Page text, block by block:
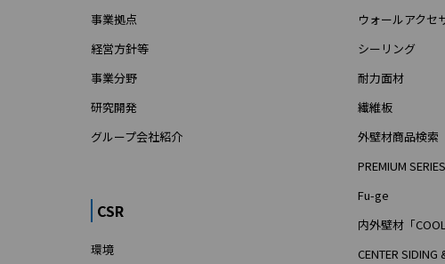
事業拠点
経営方針等
事業分野
研究開発
グループ会社紹介
CSR
環境
ウォールアクセ
シーリング
耐力面材
繊維板
外壁材商品検索
PREMIUM SERIES
Fu-ge
内外壁材「COOL
CENTER SIDING